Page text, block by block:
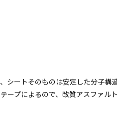
シートそのものは安定した分子構
ープによるので、改質アスファル